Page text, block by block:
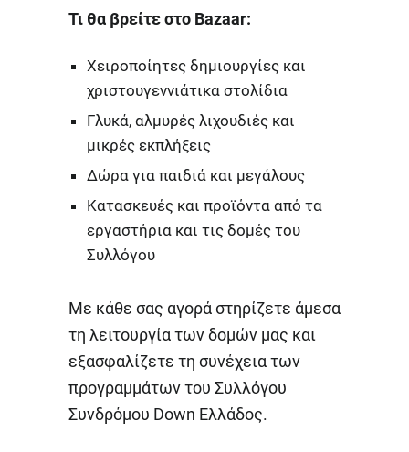
Τι θα βρείτε στο Bazaar:
Χειροποίητες δημιουργίες και
χριστουγεννιάτικα στολίδια
Γλυκά, αλμυρές λιχουδιές και
μικρές εκπλήξεις
Δώρα για παιδιά και μεγάλους
Κατασκευές και προϊόντα από τα
εργαστήρια και τις δομές του
Συλλόγου
Με κάθε σας αγορά στηρίζετε άμεσα
τη λειτουργία των δομών μας και
εξασφαλίζετε τη συνέχεια των
προγραμμάτων του Συλλόγου
Συνδρόμου Down Ελλάδος.